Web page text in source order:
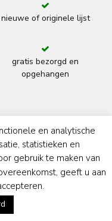
nieuwe of originele lijst
gratis bezorgd en
opgehangen
& Buunk
en analytische
statistieken en
gebruik te maken van
geeft u aan